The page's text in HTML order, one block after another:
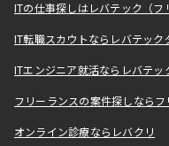
ITの仕事探しはレバテック（フ
IT転職スカウトならレバテック
ITエンジニア就活ならレバテッ
フリーランスの案件探しならフ
オンライン診療ならレバクリ